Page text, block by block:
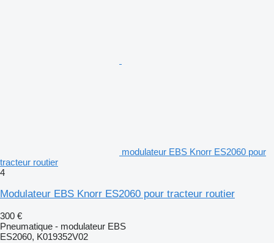
modulateur EBS Knorr ES2060 pour
tracteur routier
4
Modulateur EBS Knorr ES2060 pour tracteur routier
300 €
Pneumatique - modulateur EBS
ES2060, K019352V02